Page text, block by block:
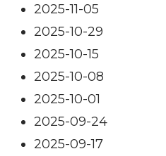
2025-11-05
2025-10-29
2025-10-15
2025-10-08
2025-10-01
2025-09-24
2025-09-17